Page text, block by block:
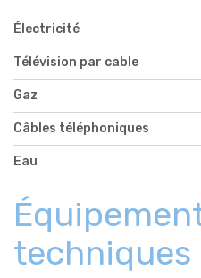
Électricité
Télévision par cable
Gaz
Câbles téléphoniques
Eau
techniques